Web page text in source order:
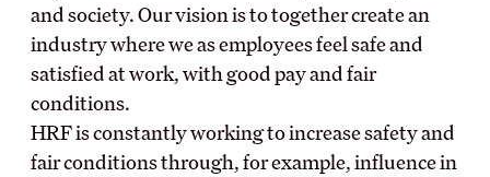
RÅD OCH STÖD
Vanliga frågor
ARBETSGIVARE
Teckna kollektivavtal
Förhandling
and society. Our vision is to together create an
industry where we as employees feel safe and
satisfied at work, with good pay and fair
conditions.
HRF is constantly working to increase safety and
fair conditions through, for example, influence in